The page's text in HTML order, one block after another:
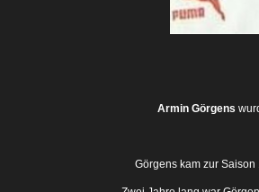
Armin Görgens
Görgens kam zur